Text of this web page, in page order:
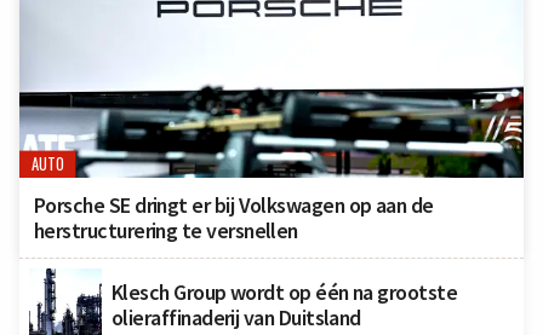
AUTO
Porsche SE dringt er bij Volkswagen op aan de
herstructurering te versnellen
Klesch Group wordt op één na grootste
olieraffinaderij van Duitsland